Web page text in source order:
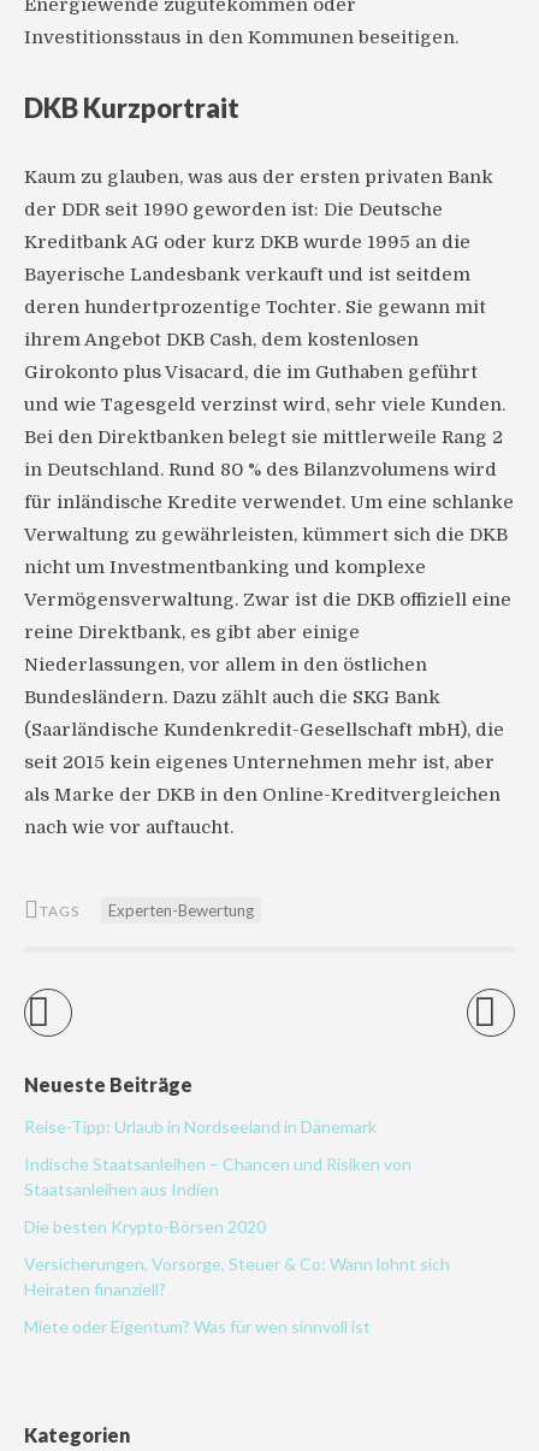
Energiewende zugutekommen oder
Investitionsstaus in den Kommunen beseitigen.
DKB Kurzportrait
Kaum zu glauben, was aus der ersten privaten Bank
der DDR seit 1990 geworden ist: Die Deutsche
Kreditbank AG oder kurz DKB wurde 1995 an die
Bayerische Landesbank verkauft und ist seitdem
deren hundertprozentige Tochter. Sie gewann mit
ihrem Angebot DKB Cash, dem kostenlosen
Girokonto plus Visacard, die im Guthaben geführt
und wie Tagesgeld verzinst wird, sehr viele Kunden.
Bei den Direktbanken belegt sie mittlerweile Rang 2
in Deutschland. Rund 80 % des Bilanzvolumens wird
für inländische Kredite verwendet. Um eine schlanke
Verwaltung zu gewährleisten, kümmert sich die DKB
nicht um Investmentbanking und komplexe
Vermögensverwaltung. Zwar ist die DKB offiziell eine
reine Direktbank, es gibt aber einige
Niederlassungen, vor allem in den östlichen
Bundesländern. Dazu zählt auch die SKG Bank
(Saarländische Kundenkredit-Gesellschaft mbH), die
seit 2015 kein eigenes Unternehmen mehr ist, aber
als Marke der DKB in den Online-Kreditvergleichen
nach wie vor auftaucht.
TAGS Experten-Bewertung
Neueste Beiträge
Reise-Tipp: Urlaub in Nordseeland in Dänemark
Indische Staatsanleihen – Chancen und Risiken von
Staatsanleihen aus Indien
Die besten Krypto-Börsen 2020
Versicherungen, Vorsorge, Steuer & Co: Wann lohnt sich
Heiraten finanziell?
Miete oder Eigentum? Was für wen sinnvoll ist
Kategorien